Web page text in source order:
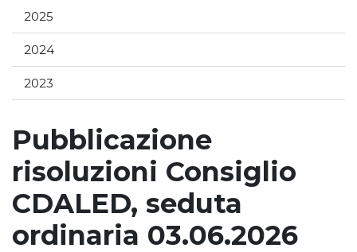
2025
2024
2023
Pubblicazione
risoluzioni Consiglio
CDALED, seduta
ordinaria 03.06.2026